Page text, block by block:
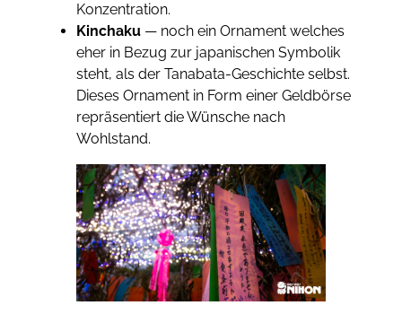
Konzentration.
Kinchaku— noch ein Ornament welches
eher in Bezug zur japanischen Symbolik
steht, als der Tanabata-Geschichte selbst.
Dieses Ornament in Form einer Geldbörse
repräsentiert die Wünsche nach
Wohlstand.